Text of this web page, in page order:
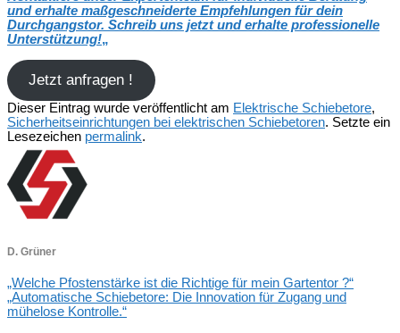
und erhalte maßgeschneiderte Empfehlungen für dein
Durchgangstor. Schreib uns jetzt und erhalte professionelle
Unterstützung!„
Jetzt anfragen !
Dieser Eintrag wurde veröffentlicht am Elektrische Schiebetore,
Sicherheitseinrichtungen bei elektrischen Schiebetoren. Setzte ein
Lesezeichen permalink.
D. Grüner
„Welche Pfostenstärke ist die Richtige für mein Gartentor ?“
„Automatische Schiebetore: Die Innovation für Zugang und
mühelose Kontrolle.“